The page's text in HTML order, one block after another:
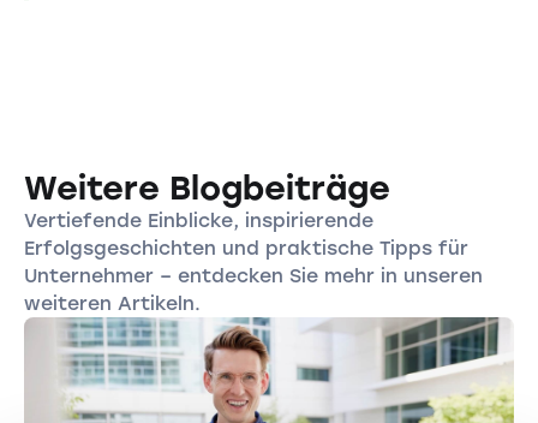
Weitere Blogbeiträge
Vertiefende Einblicke, inspirierende
Erfolgsgeschichten und praktische Tipps für
Unternehmer – entdecken Sie mehr in unseren
weiteren Artikeln.